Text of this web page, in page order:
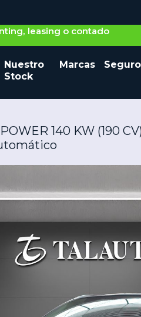
o físicaleasing o contado
Nuestro
Stock
Marcas
140 KW (190